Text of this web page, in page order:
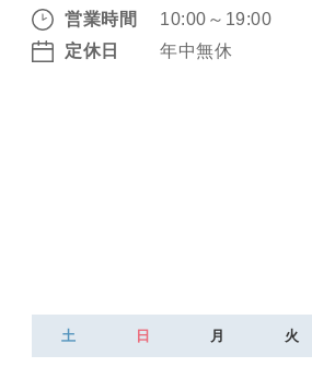
営業時間
10:00～19:00
定休日
年中無休
土 日 月 火